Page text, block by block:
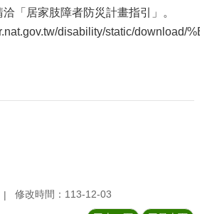
「居家肢障者防災計畫指引」。
disability/static/download/
修改時間：113-12-03